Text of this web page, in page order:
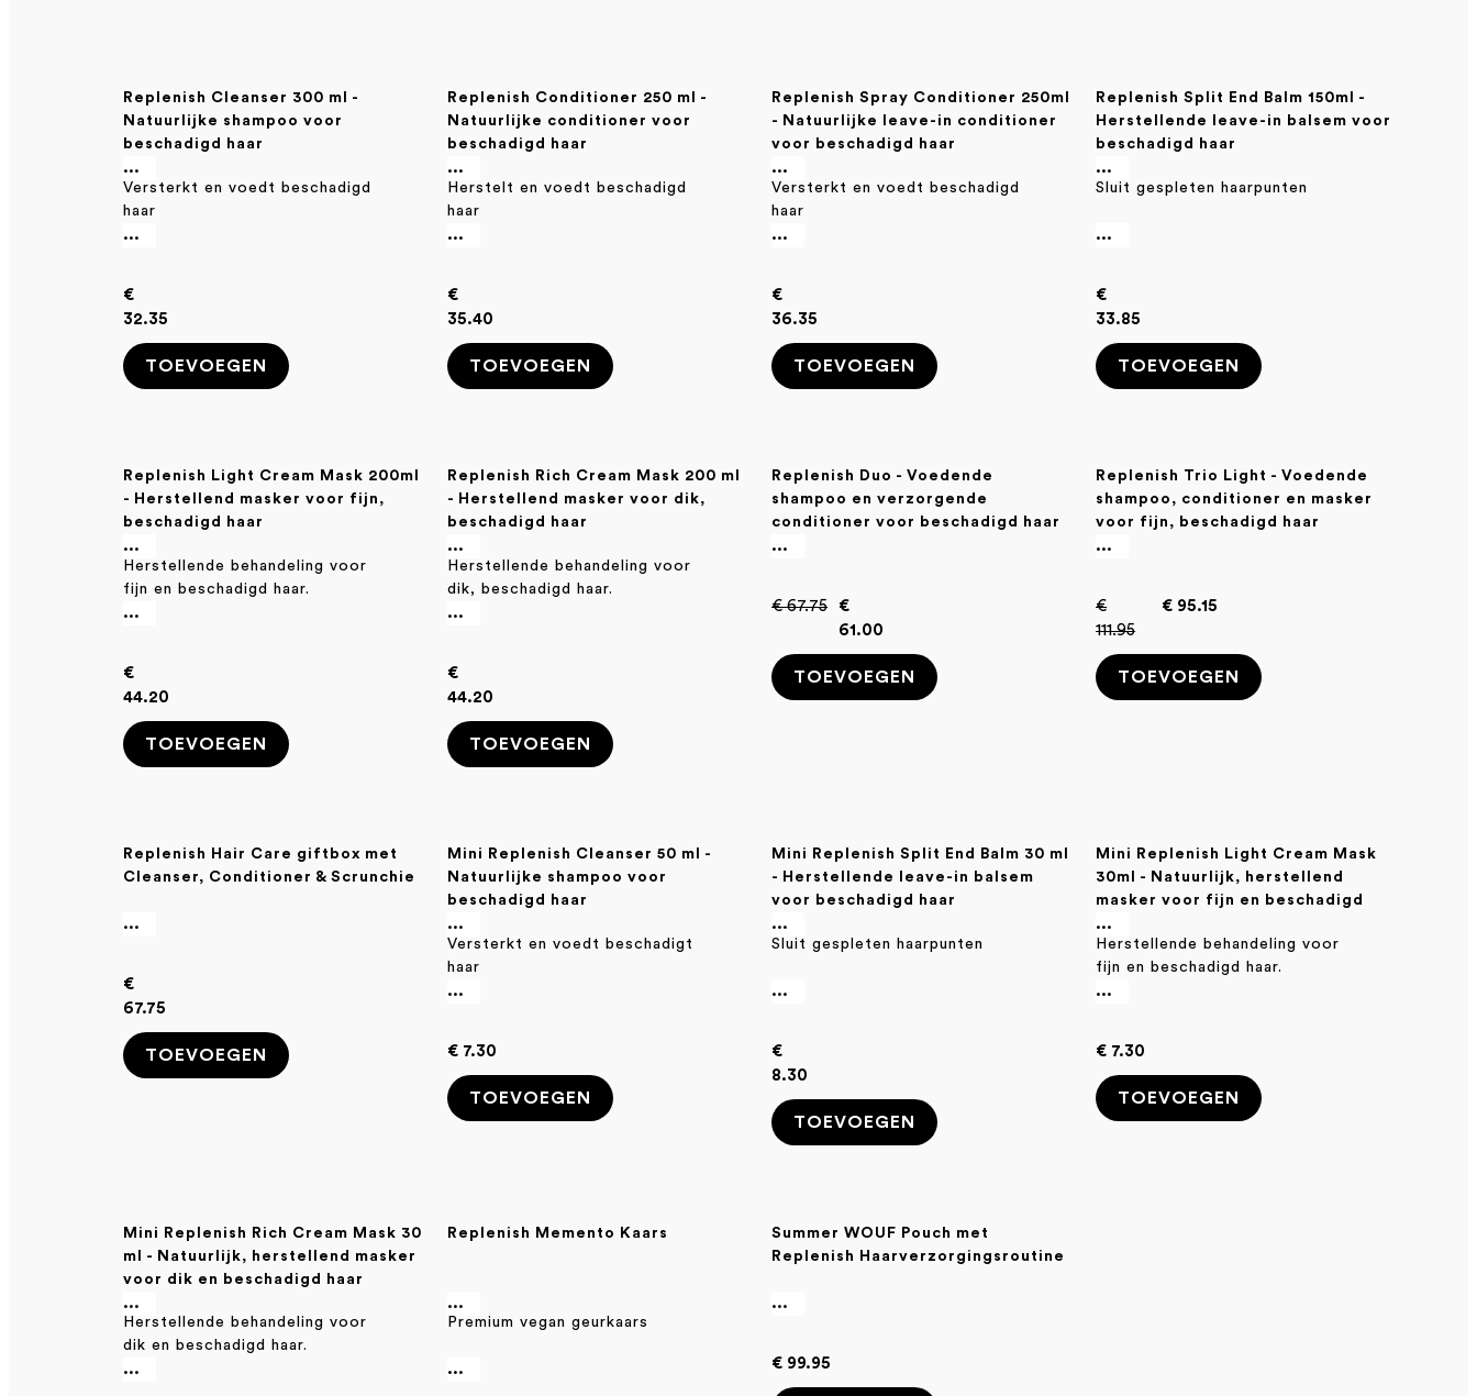
Replenish Cleanser 300 ml -
Natuurlijke shampoo voor
beschadigd haar
...
Versterkt en voedt beschadigd
haar
...
€
32.35
TOEVOEGEN
Replenish Conditioner 250 ml -
Natuurlijke conditioner voor
beschadigd haar
...
Herstelt en voedt beschadigd
haar
...
€
35.40
TOEVOEGEN
Replenish Spray Conditioner 250ml
- Natuurlijke leave-in conditioner
voor beschadigd haar
...
Versterkt en voedt beschadigd
haar
...
€
36.35
TOEVOEGEN
Replenish Split End Balm 150ml -
Herstellende leave-in balsem voor
beschadigd haar
...
Sluit gespleten haarpunten
...
€
33.85
TOEVOEGEN
Replenish Light Cream Mask 200ml
- Herstellend masker voor fijn,
beschadigd haar
...
Herstellende behandeling voor
fijn en beschadigd haar.
...
€
44.20
TOEVOEGEN
Replenish Rich Cream Mask 200 ml
- Herstellend masker voor dik,
beschadigd haar
...
Herstellende behandeling voor
dik, beschadigd haar.
...
€
44.20
TOEVOEGEN
Replenish Duo - Voedende
shampoo en verzorgende
conditioner voor beschadigd haar
...
€ 67.75
€
61.00
TOEVOEGEN
Replenish Trio Light - Voedende
shampoo, conditioner en masker
voor fijn, beschadigd haar
...
€
111.95
€ 95.15
TOEVOEGEN
Replenish Hair Care giftbox met
Cleanser, Conditioner & Scrunchie
...
€
67.75
TOEVOEGEN
Mini Replenish Cleanser 50 ml -
Natuurlijke shampoo voor
beschadigd haar
...
Versterkt en voedt beschadigt
haar
...
€ 7.30
TOEVOEGEN
Mini Replenish Split End Balm 30 ml
- Herstellende leave-in balsem
voor beschadigd haar
...
Sluit gespleten haarpunten
...
€
8.30
TOEVOEGEN
Mini Replenish Light Cream Mask
30ml - Natuurlijk, herstellend
masker voor fijn en beschadigd
haar
...
Herstellende behandeling voor
fijn en beschadigd haar.
...
€ 7.30
TOEVOEGEN
Mini Replenish Rich Cream Mask 30
ml - Natuurlijk, herstellend masker
voor dik en beschadigd haar
...
Herstellende behandeling voor
dik en beschadigd haar.
...
Replenish Memento Kaars
...
Premium vegan geurkaars
...
Summer WOUF Pouch met
Replenish Haarverzorgingsroutine
...
€ 99.95